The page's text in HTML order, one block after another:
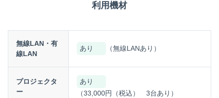
利用機材
無線LAN・有
線LAN
あり （無線LANあり）
プロジェクタ
ー
あり
（33,000円（税込） 3台あり）